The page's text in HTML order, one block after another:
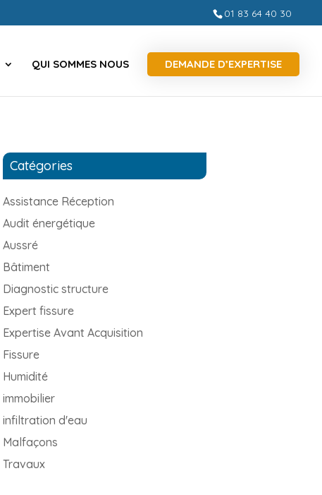
01 83 64 40 30
QUI SOMMES NOUS DEMANDE D’EXPERTISE
Catégories
Assistance Réception
Audit énergétique
Aussré
Bâtiment
Diagnostic structure
Expert fissure
Expertise Avant Acquisition
Fissure
Humidité
immobilier
infiltration d'eau
Malfaçons
Travaux